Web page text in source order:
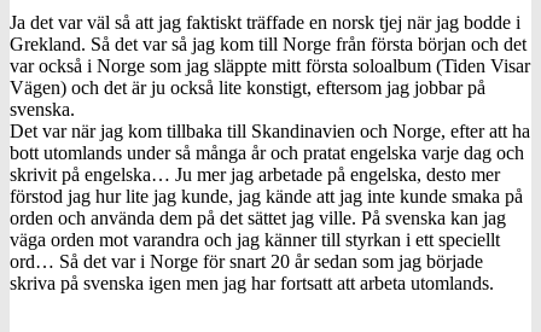
Ja det var väl så att jag faktiskt träffade en norsk tjej när jag bodde i
Grekland. Så det var så jag kom till Norge från första början och det
var också i Norge som jag släppte mitt första soloalbum (Tiden Visar
Vägen) och det är ju också lite konstigt, eftersom jag jobbar på
svenska.
Det var när jag kom tillbaka till Skandinavien och Norge, efter att ha
bott utomlands under så många år och pratat engelska varje dag och
skrivit på engelska… Ju mer jag arbetade på engelska, desto mer
förstod jag hur lite jag kunde, jag kände att jag inte kunde smaka på
orden och använda dem på det sättet jag ville. På svenska kan jag
väga orden mot varandra och jag känner till styrkan i ett speciellt
ord… Så det var i Norge för snart 20 år sedan som jag började
skriva på svenska igen men jag har fortsatt att arbeta utomlands.